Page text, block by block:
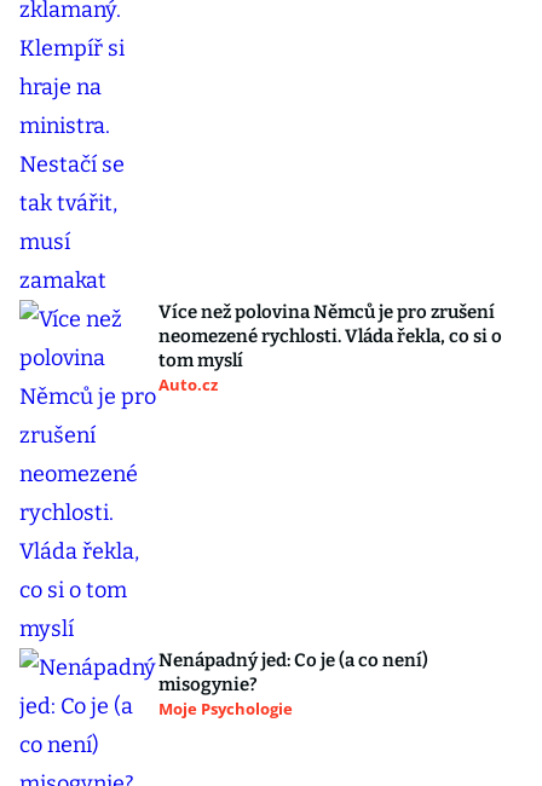
Více než polovina Němců je pro zrušení
neomezené rychlosti. Vláda řekla, co si o
tom myslí
Auto.cz
Nenápadný jed: Co je (a co není)
misogynie?
Moje Psychologie